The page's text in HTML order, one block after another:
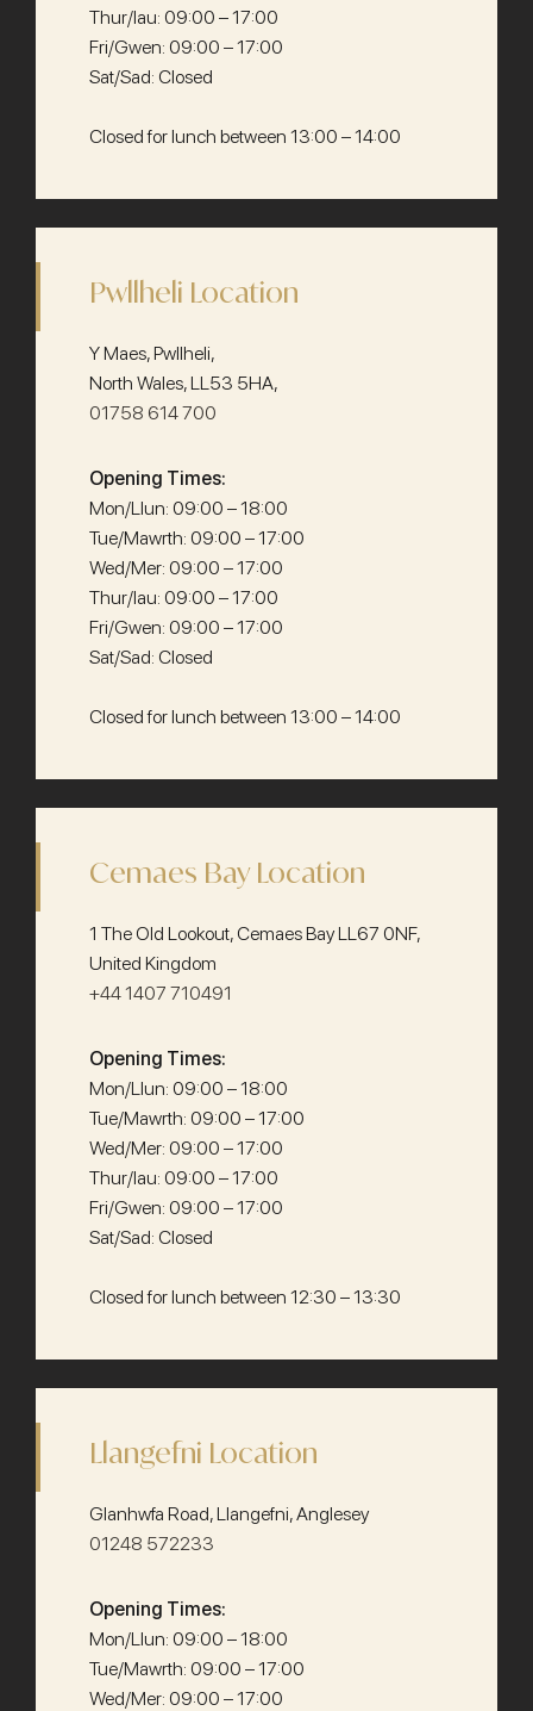
Thur/Iau: 09:00 – 17:00
Fri/Gwen: 09:00 – 17:00
Sat/Sad: Closed
Closed for lunch between 13:00 – 14:00
Pwllheli Location
Y Maes, Pwllheli,
North Wales, LL53 5HA,
01758 614 700
Opening Times:
Mon/Llun: 09:00 – 18:00
Tue/Mawrth: 09:00 – 17:00
Wed/Mer: 09:00 – 17:00
Thur/Iau: 09:00 – 17:00
Fri/Gwen: 09:00 – 17:00
Sat/Sad: Closed
Closed for lunch between 13:00 – 14:00
Cemaes Bay Location
1 The Old Lookout, Cemaes Bay LL67 0NF,
United Kingdom
+44 1407 710491
Opening Times:
Mon/Llun: 09:00 – 18:00
Tue/Mawrth: 09:00 – 17:00
Wed/Mer: 09:00 – 17:00
Thur/Iau: 09:00 – 17:00
Fri/Gwen: 09:00 – 17:00
Sat/Sad: Closed
Closed for lunch between 12:30 – 13:30
Llangefni Location
Glanhwfa Road, Llangefni, Anglesey
01248 572233
Opening Times:
Mon/Llun: 09:00 – 18:00
Tue/Mawrth: 09:00 – 17:00
Wed/Mer: 09:00 – 17:00